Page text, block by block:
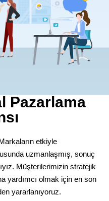
Pazarlama
etkiyle
uzmanlaşmış, sonuç
Müşterilerimizin stratejik
yardımcı olmak için en son
yararlanıyoruz.